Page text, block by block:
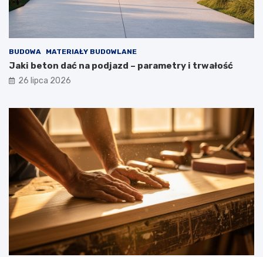
BUDOWA MATERIAŁY BUDOWLANE
Jaki beton dać na podjazd – parametry i trwałość
26 lipca 2026